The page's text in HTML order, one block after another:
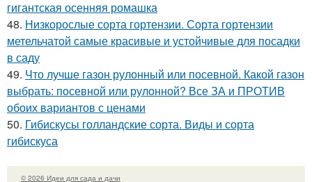
гигантская осенняя ромашка
48. Низкорослые сорта гортензии. Сорта гортензии
метельчатой самые красивые и устойчивые для посадки
в саду
49. Что лучше газон рулонный или посевной. Какой газон
выбрать: посевной или рулонной? Все ЗА и ПРОТИВ
обоих вариантов с ценами
50. Гибискусы голландские сорта. Виды и сорта
гибискуса
© 2026 Идеи для сада и дачи